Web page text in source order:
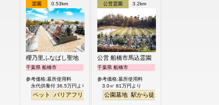
霊園 0.53km
櫻乃里ふなばし聖地
千葉県 船橋市
参考価格:墓所使用料
永代供養付 36.5万円より
ペット バリアフリー 永代供養 駅から徒歩
公営霊園 3.2km
公営 船橋市馬込霊園
千葉県 船橋市
参考価格:墓所使用料
3.0㎡ 81万円より
公園墓地 駅から徒歩